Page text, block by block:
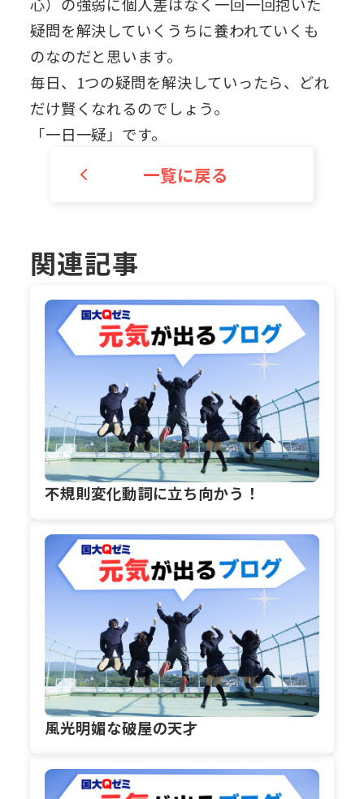
心）の強弱に個人差はなく一回一回抱いた
疑問を解決していくうちに養われていくも
のなのだと思います。
毎日、1つの疑問を解決していったら、どれ
だけ賢くなれるのでしょう。
「一日一疑」です。
一覧に戻る
関連記事
不規則変化動詞に立ち向かう！
風光明媚な破屋の天才